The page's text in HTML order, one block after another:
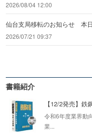
2026/08/04 12:00
仙台支局移転のお知らせ 本
2026/07/21 09:37
書籍紹介
【12/2発売】
令和6年度業界動
業...